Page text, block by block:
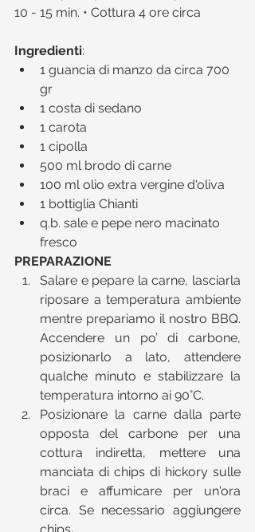
10 - 15 min. • Cottura 4 ore circa
Ingredienti:​
1 guancia di manzo da circa 700
gr
1 costa di sedano
1 carota
1 cipolla
500 ml brodo di carne
100 ml olio extra vergine d'oliva
1 bottiglia Chianti
q.b. sale e pepe nero macinato
fresco
PREPARAZIONE
Salare e pepare la carne, lasciarla
riposare a temperatura ambiente
mentre prepariamo il nostro BBQ.
Accendere un po’ di carbone,
posizionarlo a lato, attendere
qualche minuto e stabilizzare la
temperatura intorno ai 90°C.
Posizionare la carne dalla parte
opposta del carbone per una
cottura indiretta, mettere una
manciata di chips di hickory sulle
braci e affumicare per un'ora
circa. Se necessario aggiungere